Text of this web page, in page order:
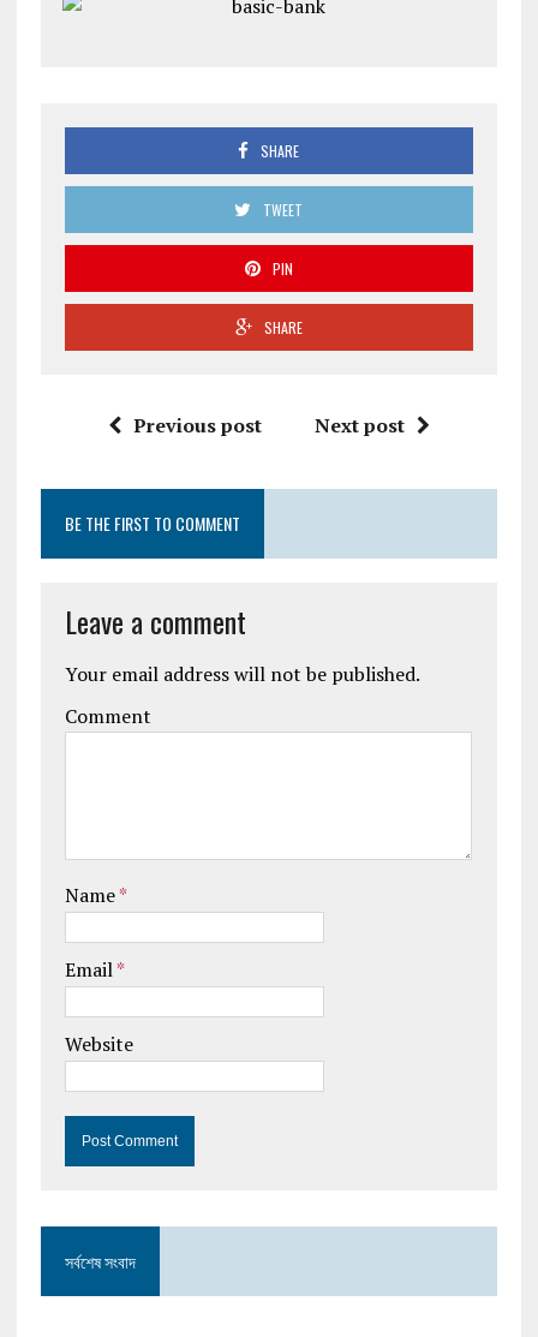
SHARE
TWEET
PIN
SHARE
Previous post Next post
BE THE FIRST TO COMMENT
Leave a comment
Your email address will not be published.
Comment
Name*
Email*
Website
সর্বশেষ সংবাদ